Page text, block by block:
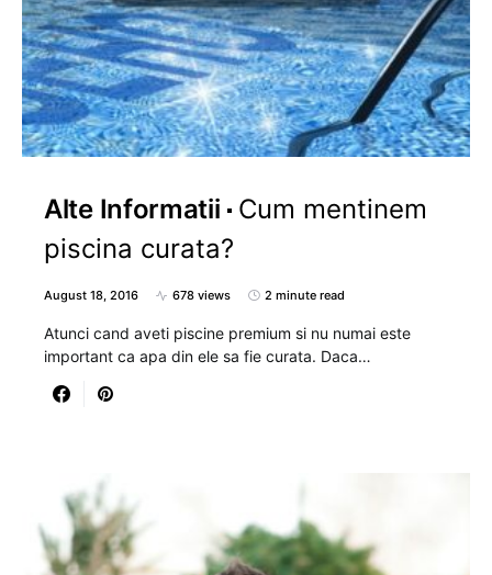
Alte Informatii
Cum mentinem
piscina curata?
August 18, 2016 678 views 2 minute read
Atunci cand aveti piscine premium si nu numai este
important ca apa din ele sa fie curata. Daca…